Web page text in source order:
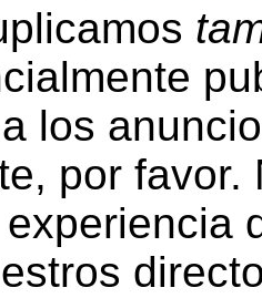
a los
por